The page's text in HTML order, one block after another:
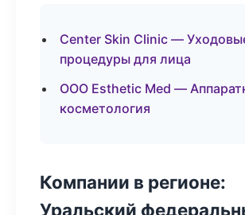
Center Skin Clinic —
процедуры для лица
ООО Esthetic Med —
косметология
Компании в регионе:
Уральский